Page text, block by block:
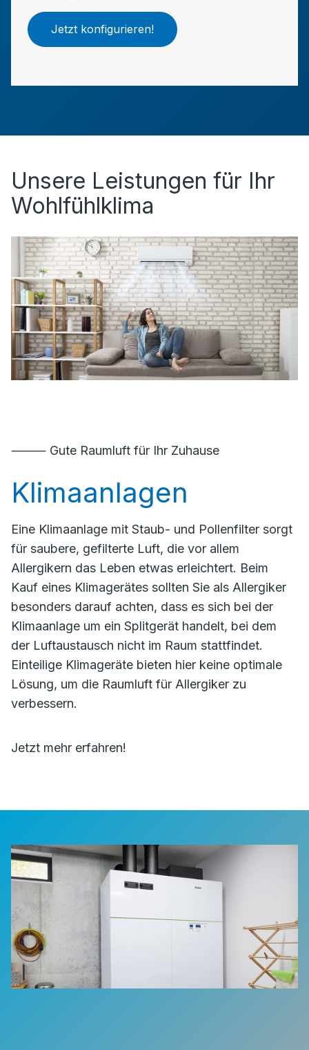
Jetzt konfigurieren!
Unsere Leistungen für Ihr
Wohlfühlklima
⸻ Gute Raumluft für Ihr Zuhause
Klimaanlagen
Eine Klimaanlage mit Staub- und Pollenfilter sorgt
für saubere, gefilterte Luft, die vor allem
Allergikern das Leben etwas erleichtert. Beim
Kauf eines Klimagerätes sollten Sie als Allergiker
besonders darauf achten, dass es sich bei der
Klimaanlage um ein Splitgerät handelt, bei dem
der Luftaustausch nicht im Raum stattfindet.
Einteilige Klimageräte bieten hier keine optimale
Lösung, um die Raumluft für Allergiker zu
verbessern.
Jetzt mehr erfahren!